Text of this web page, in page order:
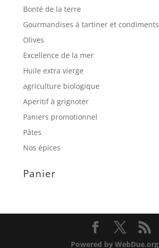
Bonté de la terre
Gourmandises à tartiner et condiments
Olives
Excellence de la mer
Huile extra vierge
agriculture biologique
Aperitif à grignoter
Paniers promotionnel
Pâtes
Nos épices
Panier
Powered by WebDue.org